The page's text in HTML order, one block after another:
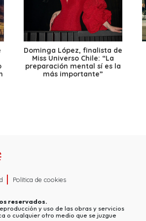
Dominga López, finalista de
Miss Universo Chile: “La
preparación mental sí es la
más importante”
Política de cookies
reservados.
y uso de las obras y servicios
o cualquier otro medio que se juzgue